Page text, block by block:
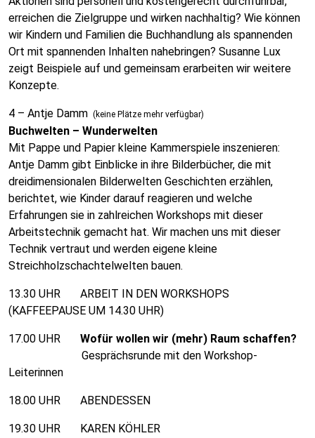
erreichen die Zielgruppe und wirken nachhaltig? Wie können
wir Kindern und Familien die Buchhandlung als spannenden
Ort mit spannenden Inhalten nahebringen? Susanne Lux
zeigt Beispiele auf und gemeinsam erarbeiten wir weitere
Konzepte.
4 – Antje Damm (keine Plätze mehr verfügbar)
Buchwelten – Wunderwelten
Mit Pappe und Papier kleine Kammerspiele inszenieren:
Antje Damm gibt Einblicke in ihre Bilderbücher, die mit
dreidimensionalen Bilderwelten Geschichten erzählen,
berichtet, wie Kinder darauf reagieren und welche
Erfahrungen sie in zahlreichen Workshops mit dieser
Arbeitstechnik gemacht hat. Wir machen uns mit dieser
Technik vertraut und werden eigene kleine
Streichholzschachtelwelten bauen.
13.30 UHR ARBEIT IN DEN WORKSHOPS
(KAFFEEPAUSE UM 14.30 UHR)
17.00 UHR Wofür wollen wir (mehr) Raum schaffen?
Gesprächsrunde mit den Workshop-
Leiterinnen
18.00 UHR ABENDESSEN
19.30 UHR KAREN KÖHLER